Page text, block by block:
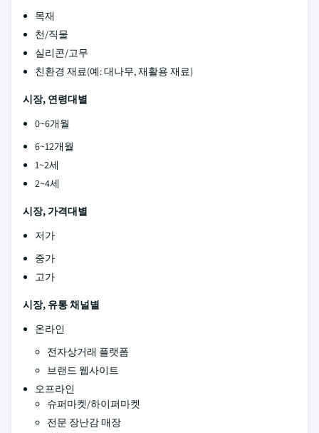
목재
천/직물
실리콘/고무
친환경 재료(예: 대나무, 재활용 재료)
시장, 연령대별
0~6개월
6~12개월
1~2세
2~4세
시장, 가격대별
저가
중가
고가
시장, 유통 채널별
온라인
전자상거래 플랫폼
브랜드 웹사이트
오프라인
슈퍼마켓/하이퍼마켓
전문 장난감 매장